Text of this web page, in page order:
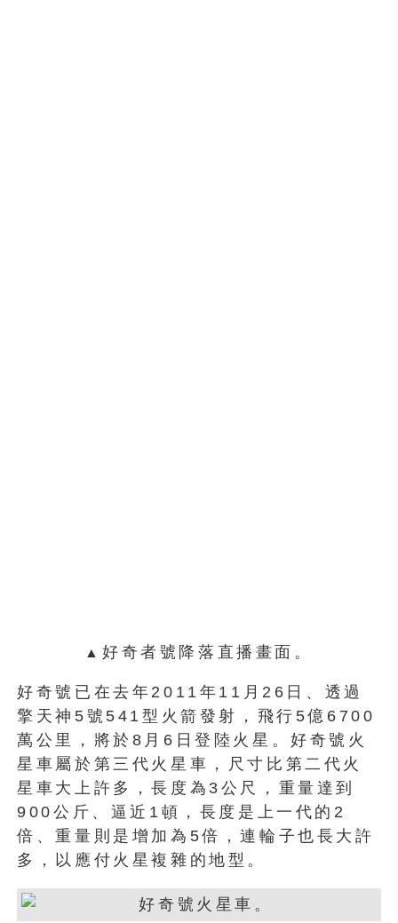
▲ 好奇者號降落直播畫面。
好奇號已在去年2011年11月26日、透過
擎天神5號541型火箭發射，飛行5億6700
萬公里，將於8月6日登陸火星。好奇號火
星車屬於第三代火星車，尺寸比第二代火
星車大上許多，長度為3公尺，重量達到
900公斤、逼近1頓，長度是上一代的2
倍、重量則是增加為5倍，連輪子也長大許
多，以應付火星複雜的地型。